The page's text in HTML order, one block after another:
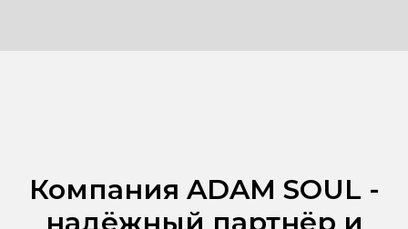
Компания ADAM SOUL -
надёжный партнёр и